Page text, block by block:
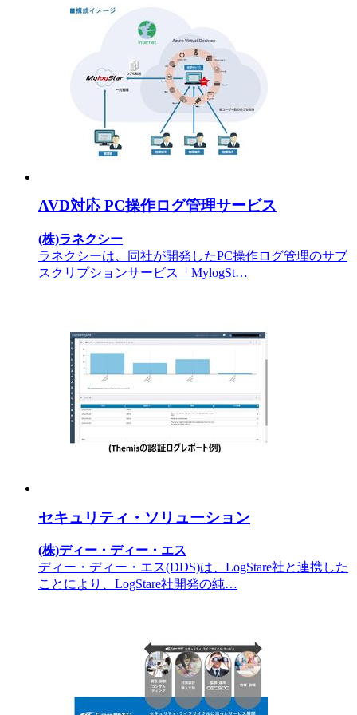
AVD対応 PC操作ログ管理サービス
(株)ラネクシー
ラネクシーは、同社が開発したPC操作ログ管理のサブ
スクリプションサービス「MylogSt…
セキュリティ・ソリューション
(株)ディー・ディー・エス
ディー・ディー・エス(DDS)は、LogStare社と連携した
ことにより、LogStare社開発の純…